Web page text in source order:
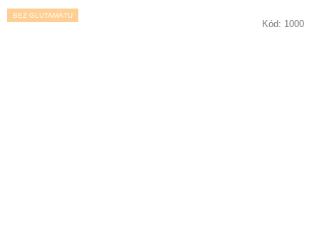
BEZ GLUTAMÁTU
Kód: 1000